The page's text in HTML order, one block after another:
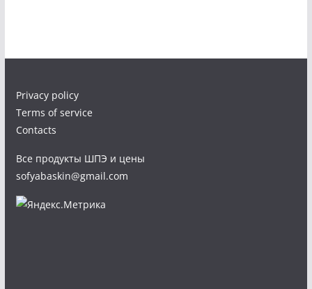
Privacy policy
Terms of service
Contacts
Все продукты ШПЭ и цены
sofyabaskin@gmail.com